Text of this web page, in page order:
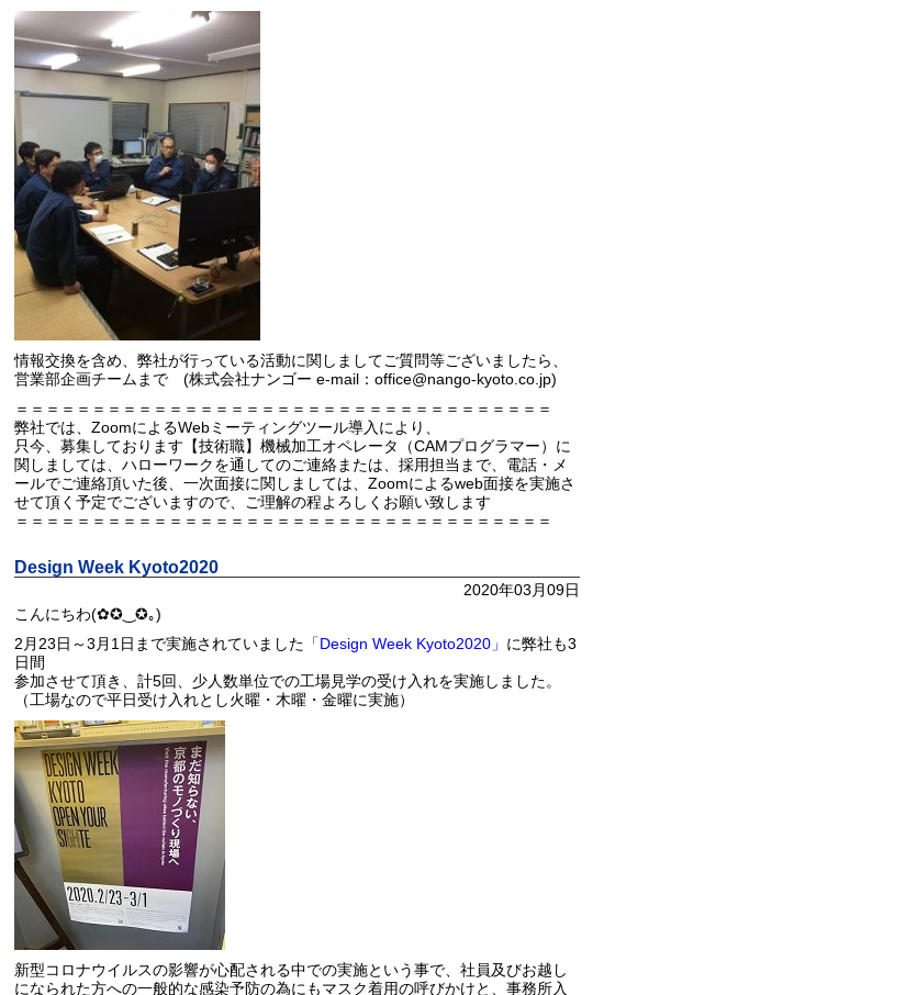
情報交換を含め、弊社が行っている活動に関しましてご質問等ございましたら、
営業部企画チームまで (株式会社ナンゴー e-mail：office@nango-kyoto.co.jp)
＝＝＝＝＝＝＝＝＝＝＝＝＝＝＝＝＝＝＝＝＝＝＝＝＝＝＝＝＝＝＝＝＝＝＝
弊社では、ZoomによるWebミーティングツール導入により、
只今、募集しております【技術職】機械加工オペレータ（CAMプログラマー）に
関しましては、ハローワークを通してのご連絡または、採用担当まで、電話・メ
ールでご連絡頂いた後、一次面接に関しましては、Zoomによるweb面接を実施さ
せて頂く予定でございますので、ご理解の程よろしくお願い致します
＝＝＝＝＝＝＝＝＝＝＝＝＝＝＝＝＝＝＝＝＝＝＝＝＝＝＝＝＝＝＝＝＝＝＝
Design Week Kyoto2020
2020年03月09日
こんにちわ(✿✪‿✪｡)
2月23日～3月1日まで実施されていました 「Design Week Kyoto2020」 に弊社も3
日間
参加させて頂き、計5回、少人数単位での工場見学の受け入れを実施しました。
（工場なので平日受け入れとし火曜・木曜・金曜に実施）
新型コロナウイルスの影響が心配される中での実施という事で、社員及びお越し
になられた方への一般的な感染予防の為にもマスク着用の呼びかけと、事務所入